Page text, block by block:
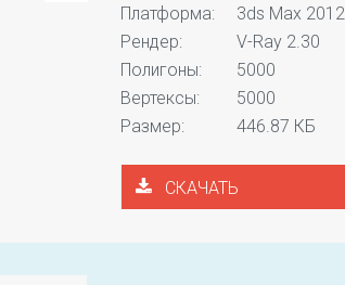
Платформа:
3ds Max 2012
Рендер:
V-Ray 2.30
Полигоны:
5000
Вертексы:
5000
Размер:
446.87 КБ
СКАЧАТЬ